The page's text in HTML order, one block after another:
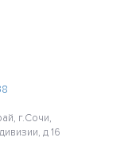
г.Сочи,
д 16